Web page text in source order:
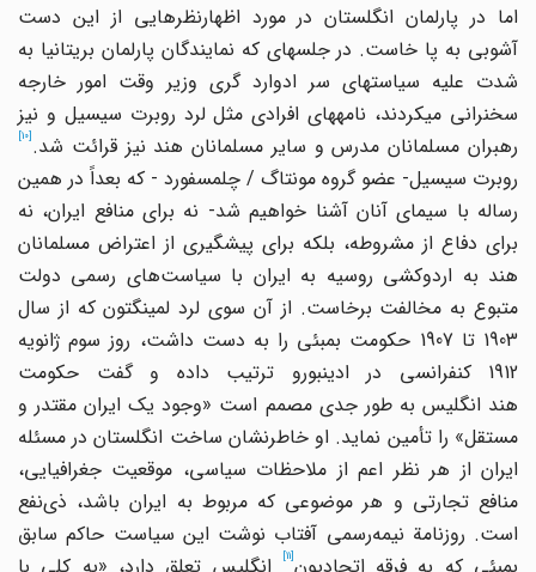
اما در پارلمان انگلستان در مورد اظهارنظرهایی از این دست
آشوبی به پا خاست. در جلسه‎ای که نمایندگان پارلمان بریتانیا به
شدت علیه سیاست‎های سر ادوارد گری وزیر وقت امور خارجه
سخنرانی می‎کردند، نامه‎های افرادی مثل لرد روبرت سیسیل و نیز
رهبران مسلمانان مدرس و سایر مسلمانان هند نیز قرائت شد.
روبرت سیسیل- عضو گروه مونتاگ / چلمسفورد - که بعداً در همین
رساله با سیمای آنان آشنا خواهیم شد- نه برای منافع ایران، نه
برای دفاع از مشروطه، بلکه برای پیشگیری از اعتراض مسلمانان
هند به اردوکشی روسیه به ایران با سیاست‌های رسمی دولت
متبوع به مخالفت برخاست. از آن سوی لرد لمینگتون که از سال
1903 تا 1907 حکومت بمبئی را به دست داشت، روز سوم ژانویه
1912 کنفرانسی در ادینبورو ترتیب داده و گفت حکومت
هند انگلیس به طور جدی مصمم است «وجود یک ایران مقتدر و
مستقل» را تأمین نماید. او خاطرنشان ساخت انگلستان در مسئله
ایران از هر نظر اعم از ملاحظات سیاسی، موقعیت جغرافیایی،
منافع تجارتی و هر موضوعی که مربوط به ایران باشد، ذی‌نفع
است. روزنامة نیمه‌رسمی آفتاب نوشت این سیاست حاکم سابق